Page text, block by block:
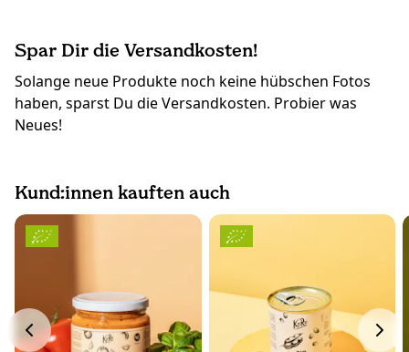
Spar Dir die Versandkosten!
Solange neue Produkte noch keine hübschen Fotos
haben, sparst Du die Versandkosten. Probier was
Neues!
Kund:innen kauften auch